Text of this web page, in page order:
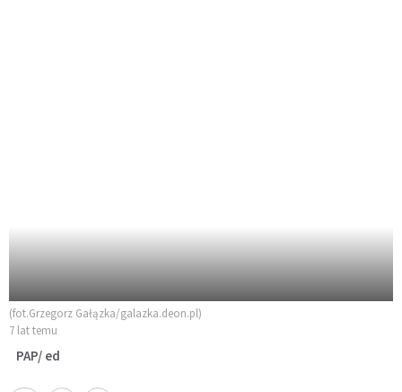
(fot.Grzegorz Gałązka/galazka.deon.pl)
7 lat temu
PAP/ ed